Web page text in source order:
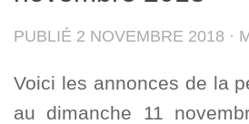
PUBLIÉ 2 NOVEMBRE 2018 ·
Voici les annonces de la
au dimanche 11